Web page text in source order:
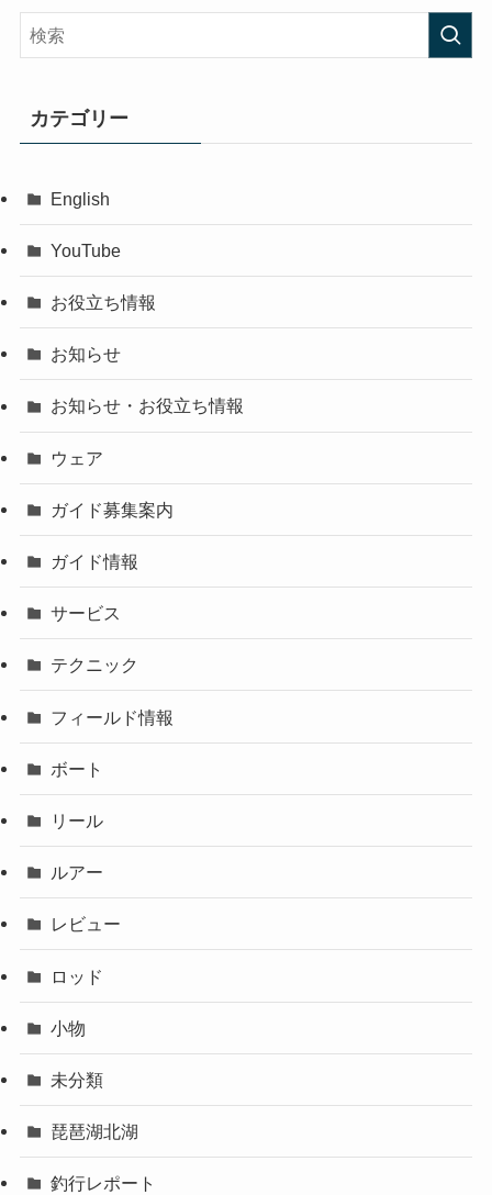
カテゴリー
English
YouTube
お役立ち情報
お知らせ
お知らせ・お役立ち情報
ウェア
ガイド募集案内
ガイド情報
サービス
テクニック
フィールド情報
ボート
リール
ルアー
レビュー
ロッド
小物
未分類
琵琶湖北湖
釣行レポート